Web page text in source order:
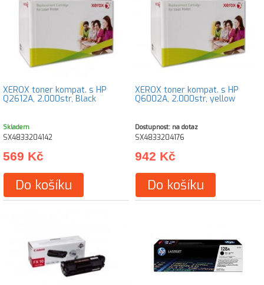
XEROX toner kompat. s HP
Q2612A, 2.000str, Black
Skladem
SX4833204142
569 Kč
Do košíku
XEROX toner kompat. s HP
Q6002A, 2.000str, yellow
Dostupnost: na dotaz
SX4833204176
942 Kč
Do košíku